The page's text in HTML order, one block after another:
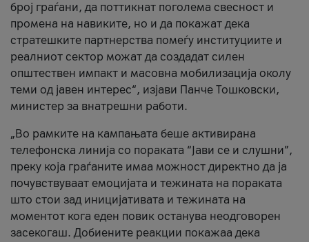
број граѓани, да поттикнат поголема свесност и
промена на навиките, но и да покажат дека
стратешките партнерства помеѓу институциите и
реалниот сектор можат да создадат силен
општествен импакт и масовна мобилизација околу
теми од јавен интерес“, изјави Панче Тошковски,
министер за внатрешни работи.
„Во рамките на кампањата беше активирана
телефонска линија со пораката “Јави се и слушни”,
преку која граѓаните имаа можност директно да ја
почувствуваат емоцијата и тежината на пораката
што стои зад иницијативата и тежината на
моментот кога еден повик останува неодговорен
засекогаш. Добиените реакции покажаа дека